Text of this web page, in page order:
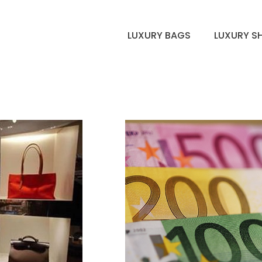
LUXURY BAGS LUXURY